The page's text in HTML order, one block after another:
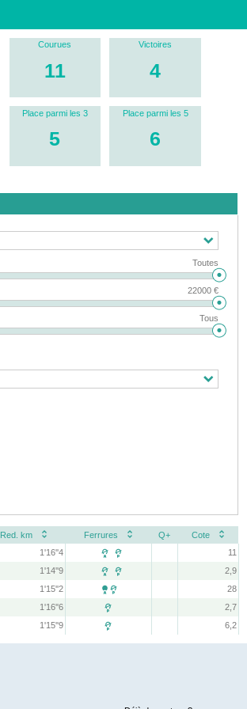
Courues
11
Victoires
4
Place parmi les 3
5
Place parmi les 5
6
Toutes
22000 €
Tous
Red. km Ferrures Q+
Cote
1'16''4  
11
1'14''9  
2,9
1'15''2 
28
1'16''6 
2,7
1'15''9  6,2